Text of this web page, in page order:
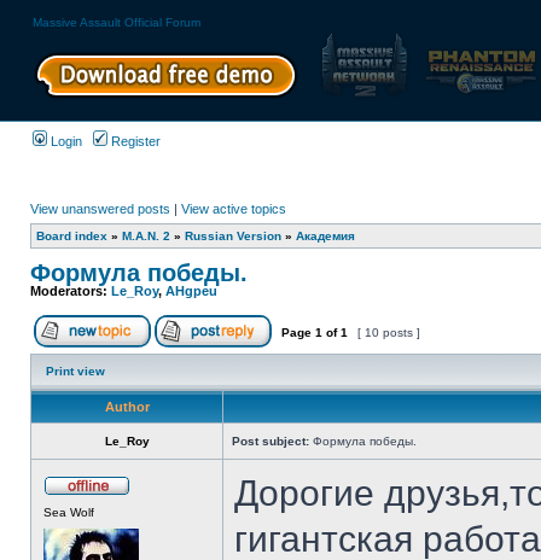
Massive Assault Official Forum
Login Register
View unanswered posts | View active topics
Board index » M.A.N. 2 » Russian Version » Академия
Формула победы.
Moderators: Le_Roy, AHgpeu
Page 1 of1 [ 10 posts ]
Print view
Author
Le_Roy Post subject: Формула победы.
Sea Wolf
Дорогие
гигантская